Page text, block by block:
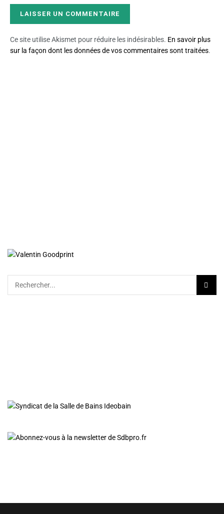
Ce site utilise Akismet pour réduire les indésirables. En savoir plus
sur la façon dont les données de vos commentaires sont traitées.